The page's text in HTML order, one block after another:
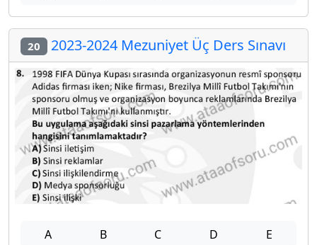
20 2023-2024 Mezuniyet Üç Ders Sınavı
A B C D E